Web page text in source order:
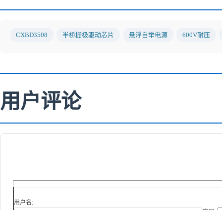
CXBD3508 半桥栅极驱动芯片 悬浮自举电源 600V耐压
用户评论
用户名: